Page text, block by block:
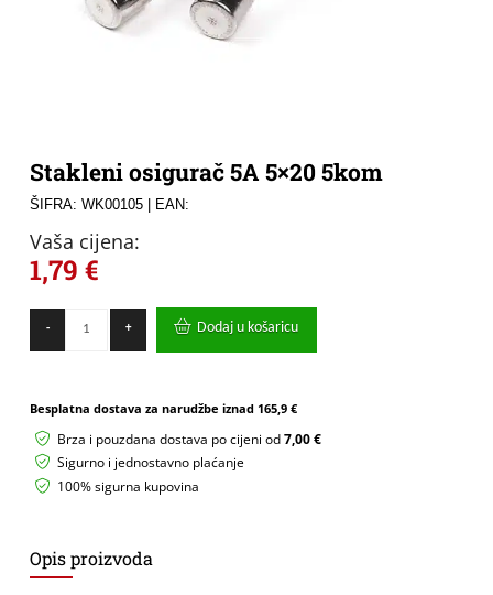
Stakleni osigurač 5A 5×20 5kom
ŠIFRA: WK00105| EAN:
Vaša cijena:
1,79 €
-
osigurač
5A
količina
+ Dodaj u košaricu
Besplatna dostava za narudžbe iznad 165,9 €
Brza i pouzdana dostava po cijeni od7,00 €
Sigurno i jednostavno plaćanje
100% sigurna kupovina
Opis proizvoda